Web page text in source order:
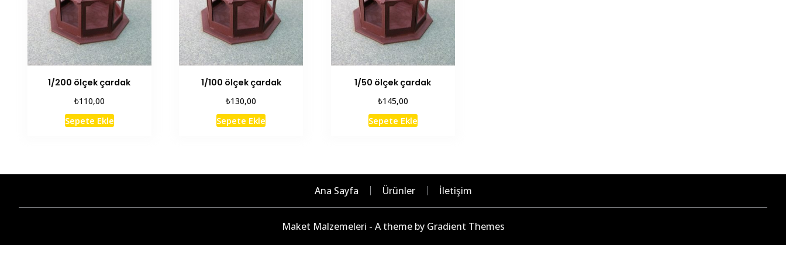
1/200 ölçek çardak
₺110,00
Sepete Ekle
1/100 ölçek çardak
₺130,00
Sepete Ekle
1/50 ölçek çardak
₺145,00
Sepete Ekle
Ana Sayfa Ürünler İletişim
Maket Malzemeleri - A theme by Gradient Themes